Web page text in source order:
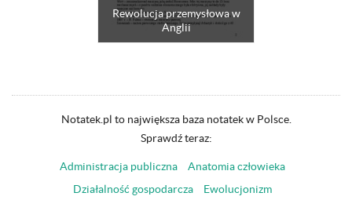
Rewolucja przemysłowa w
Anglii
Notatek.pl to największa baza notatek w Polsce.
Sprawdź teraz:
Administracja publiczna
Anatomia człowieka
Działalność gospodarcza
Ewolucjonizm